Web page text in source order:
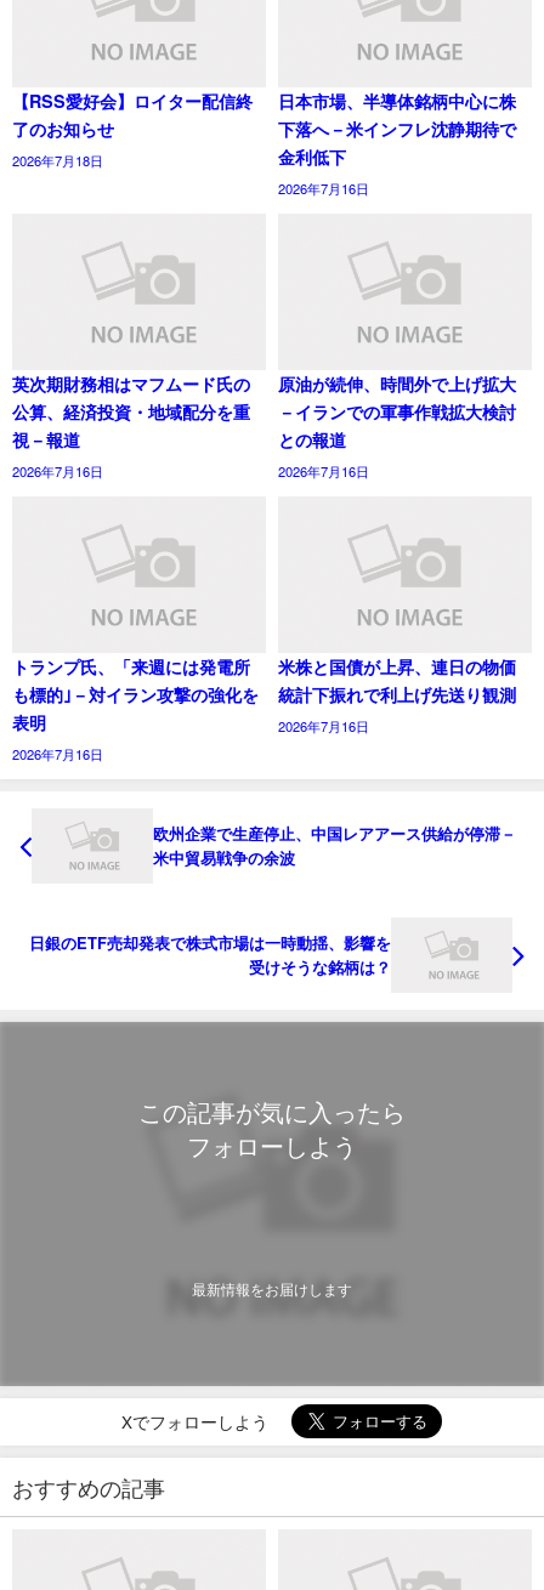
【RSS愛好会】ロイター配信終
了のお知らせ
2026年7月18日
日本市場、半導体銘柄中心に株
下落へ－米インフレ沈静期待で
金利低下
2026年7月16日
英次期財務相はマフムード氏の
公算、経済投資・地域配分を重
視－報道
2026年7月16日
原油が続伸、時間外で上げ拡大
－イランでの軍事作戦拡大検討
との報道
2026年7月16日
トランプ氏、「来週には発電所
も標的｣－対イラン攻撃の強化を
表明
2026年7月16日
米株と国債が上昇、連日の物価
統計下振れで利上げ先送り観測
2026年7月16日
欧州企業で生産停止、中国レアアース供給が停滞－
米中貿易戦争の余波
日銀のETF売却発表で株式市場は一時動揺、影響を
受けそうな銘柄は？
この記事が気に入ったら
フォローしよう
最新情報をお届けします
Xでフォローしよう
おすすめの記事